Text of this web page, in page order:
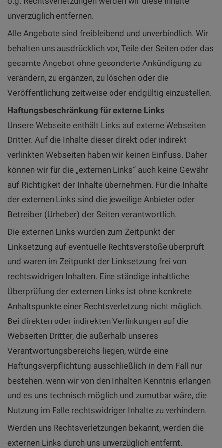
unverzüglich entfernen.
Alle Angebote sind freibleibend und unverbindlich. Wir
behalten uns ausdrücklich vor, Teile der Seiten oder das
gesamte Angebot ohne gesonderte Ankündigung zu
verändern, zu ergänzen, zu löschen oder die
Veröffentlichung zeitweise oder endgültig einzustellen.
Haftungsbeschränkung für externe Links
Unsere Webseite enthält Links auf externe Webseiten
Dritter. Auf die Inhalte dieser direkt oder indirekt
verlinkten Webseiten haben wir keinen Einfluss. Daher
können wir für die „externen Links“ auch keine Gewähr
auf Richtigkeit der Inhalte übernehmen. Für die Inhalte
der externen Links sind die jeweilige Anbieter oder
Betreiber (Urheber) der Seiten verantwortlich.
Die externen Links wurden zum Zeitpunkt der
Linksetzung auf eventuelle Rechtsverstöße überprüft
und waren im Zeitpunkt der Linksetzung frei von
rechtswidrigen Inhalten. Eine ständige inhaltliche
Überprüfung der externen Links ist ohne konkrete
Anhaltspunkte einer Rechtsverletzung nicht möglich.
Bei direkten oder indirekten Verlinkungen auf die
Webseiten Dritter, die außerhalb unseres
Verantwortungsbereichs liegen, würde eine
Haftungsverpflichtung ausschließlich in dem Fall nur
bestehen, wenn wir von den Inhalten Kenntnis erlangen
und es uns technisch möglich und zumutbar wäre, die
Nutzung im Falle rechtswidriger Inhalte zu verhindern.
Werden uns Rechtsverletzungen bekannt, werden die
externen Links durch uns unverzüglich entfernt.